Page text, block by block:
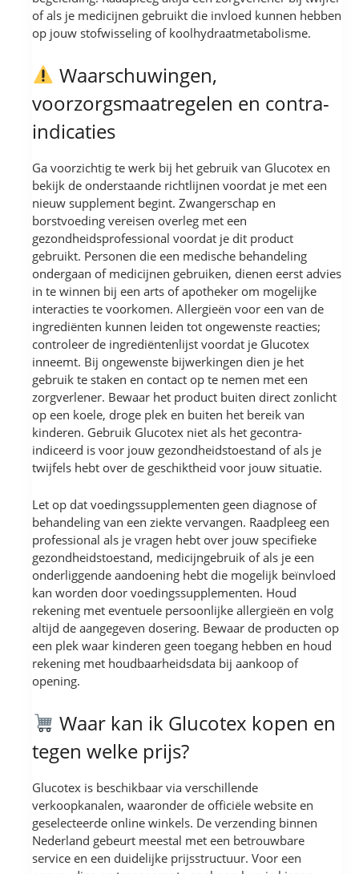
of als je medicijnen gebruikt die invloed kunnen hebben
op jouw stofwisseling of koolhydraatmetabolisme.
Waarschuwingen,
voorzorgsmaatregelen en contra-
indicaties
Ga voorzichtig te werk bij het gebruik van Glucotex en
bekijk de onderstaande richtlijnen voordat je met een
nieuw supplement begint. Zwangerschap en
borstvoeding vereisen overleg met een
gezondheidsprofessional voordat je dit product
gebruikt. Personen die een medische behandeling
ondergaan of medicijnen gebruiken, dienen eerst advies
in te winnen bij een arts of apotheker om mogelijke
interacties te voorkomen. Allergieën voor een van de
ingrediënten kunnen leiden tot ongewenste reacties;
controleer de ingrediëntenlijst voordat je Glucotex
inneemt. Bij ongewenste bijwerkingen dien je het
gebruik te staken en contact op te nemen met een
zorgverlener. Bewaar het product buiten direct zonlicht
op een koele, droge plek en buiten het bereik van
kinderen. Gebruik Glucotex niet als het gecontra-
indiceerd is voor jouw gezondheidstoestand of als je
twijfels hebt over de geschiktheid voor jouw situatie.
Let op dat voedingssupplementen geen diagnose of
behandeling van een ziekte vervangen. Raadpleeg een
professional als je vragen hebt over jouw specifieke
gezondheidstoestand, medicijngebruik of als je een
onderliggende aandoening hebt die mogelijk beïnvloed
kan worden door voedingssupplementen. Houd
rekening met eventuele persoonlijke allergieën en volg
altijd de aangegeven dosering. Bewaar de producten op
een plek waar kinderen geen toegang hebben en houd
rekening met houdbaarheidsdata bij aankoop of
opening.
Waar kan ik Glucotex kopen en
tegen welke prijs?
Glucotex is beschikbaar via verschillende
verkoopkanalen, waaronder de officiële website en
geselecteerde online winkels. De verzending binnen
Nederland gebeurt meestal met een betrouwbare
service en een duidelijke prijsstructuur. Voor een